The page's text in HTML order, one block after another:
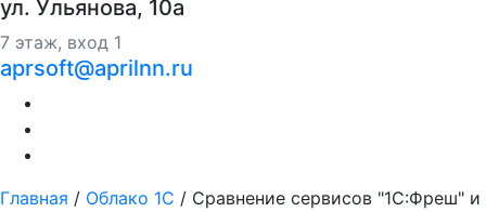
ул. Ульянова, 10a
7 этаж, вход 1
aprsoft@aprilnn.ru
Главная / Облако 1С / Сравнение сервисов "1С:Фреш" и